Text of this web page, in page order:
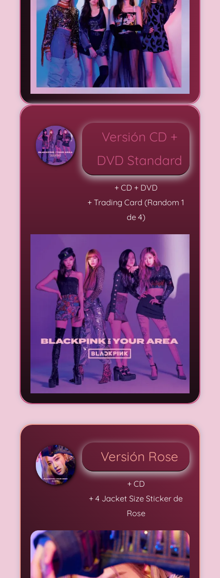
Versión CD +
DVD Standard
+ CD + DVD
+ Trading Card (Random 1
de 4)
Versión Rose
+ CD
+ 4 Jacket Size Sticker de
Rose